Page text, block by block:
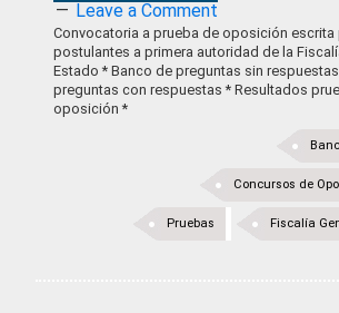
Leave a Comment
Convocatoria a prueba de oposición escrita
postulantes a primera autoridad de la
Estado * Banco de preguntas sin
preguntas con respuestas * Resultados
oposición *
Concursos de
Fiscalía
Pruebas